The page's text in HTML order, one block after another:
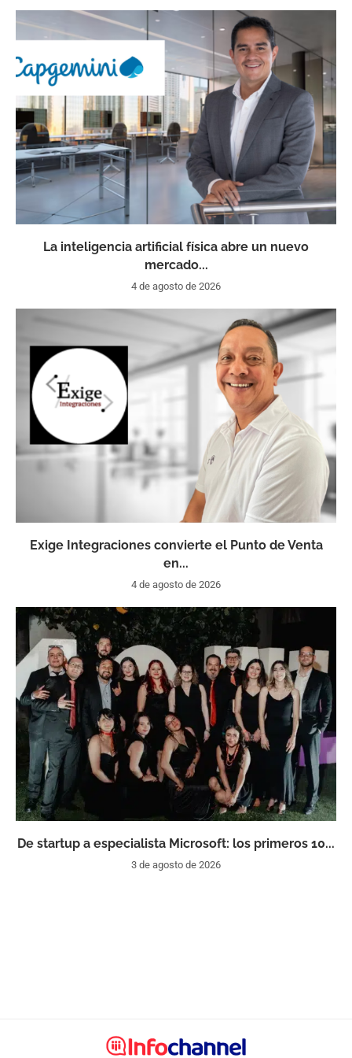
La inteligencia artificial física abre un nuevo
mercado...
4 de agosto de 2026
Exige Integraciones convierte el Punto de Venta
en...
4 de agosto de 2026
De startup a especialista Microsoft: los primeros 10...
3 de agosto de 2026